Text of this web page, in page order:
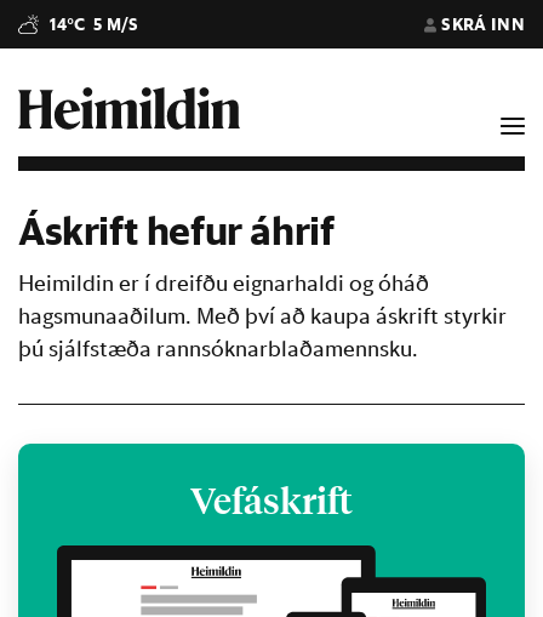
14°C 5 M/S SKRÁ INN
Áskrift hefur áhrif
Heimildin er í dreifðu eignarhaldi og óháð
hagsmunaaðilum. Með því að kaupa áskrift styrkir
þú sjálfstæða rannsóknarblaðamennsku.
Vefáskrift